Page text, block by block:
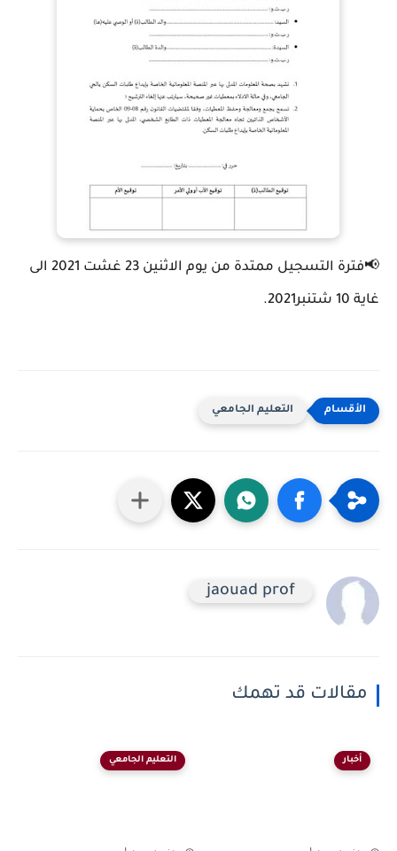
📢فترة التسجيل ممتدة من يوم الاثنين 23 غشت 2021 الى
غاية 10 شتنبر2021.
التعليم الجامعي
jaouad prof
مقالات قد تهمك
أخبار التعليم الجامعي